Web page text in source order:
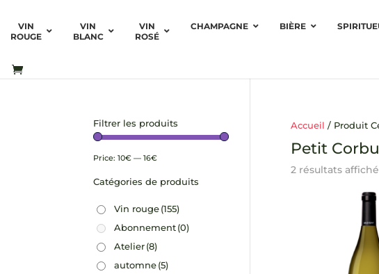
VIN
ROUGE
VIN
BLANC
VIN
ROSÉ
CHAMPAGNE BIÈRE
Accueil / Produit
Petit Corbu
2 résultats
Filtrer les produits
Price:10€ —16€
Catégories de produits
Vin rouge(155)
Abonnement(0)
Atelier(8)
automne(5)